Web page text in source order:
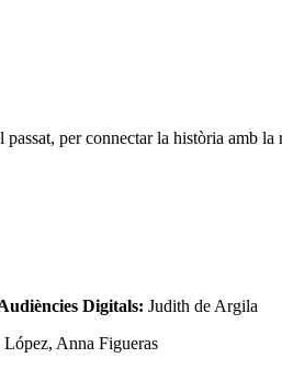
per connectar la història amb
Digitals: Judith de Argila
López, Anna Figueras